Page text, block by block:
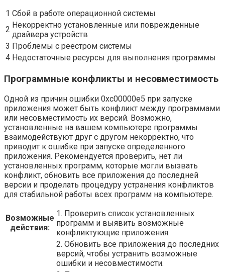
1 Сбой в работе операционной системы
2 Некорректно установленные или поврежденные
драйвера устройств
3 Проблемы с реестром системы
4 Недостаточные ресурсы для выполнения программы
Программные конфликты и несовместимость
Одной из причин ошибки 0xc00000e5 при запуске
приложения может быть конфликт между программами
или несовместимость их версий. Возможно,
установленные на вашем компьютере программы
взаимодействуют друг с другом некорректно, что
приводит к ошибке при запуске определенного
приложения. Рекомендуется проверить, нет ли
установленных программ, которые могли вызвать
конфликт, обновить все приложения до последней
версии и проделать процедуру устранения конфликтов
для стабильной работы всех программ на компьютере.
Возможные
действия:
1. Проверить список установленных
программ и выявить возможные
конфликтующие приложения.
2. Обновить все приложения до последних
версий, чтобы устранить возможные
ошибки и несовместимости.